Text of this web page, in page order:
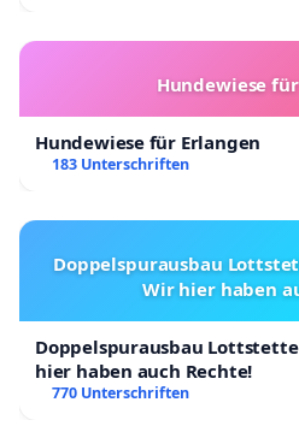
Hundewiese
Hundewiese für Erlangen
183 Unterschriften
Doppelspurausbau
Wir hier haben
Doppelspurausbau
hier haben auch Rechte!
770 Unterschriften